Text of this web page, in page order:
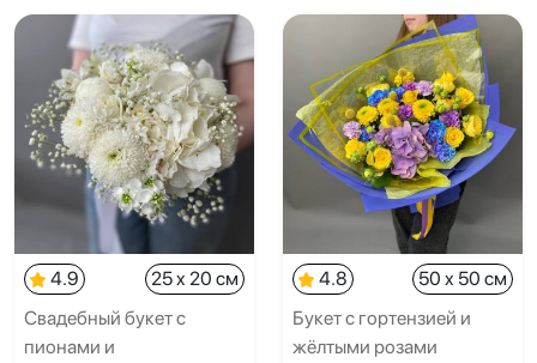
4.9
25 x 20 см
Свадебный букет с
пионами и
4.8
50 x 50 см
Букет с гортензией и
жёлтыми розами